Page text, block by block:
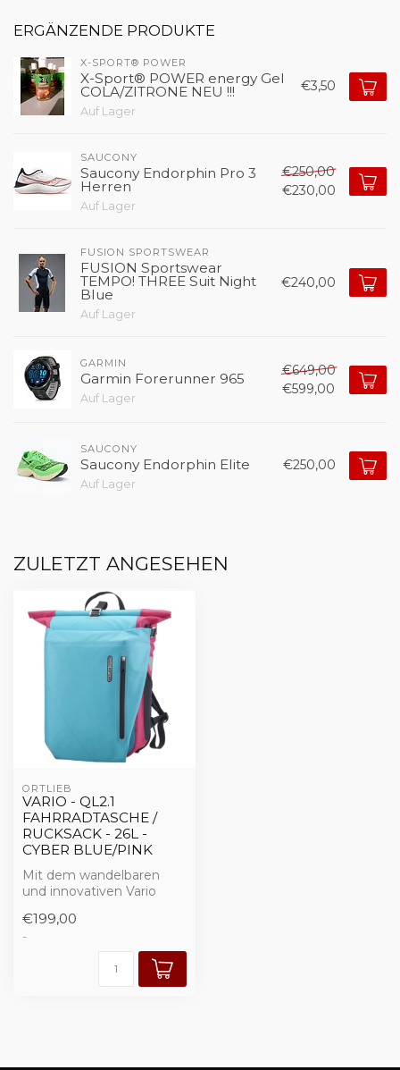
ERGÄNZENDE PRODUKTE
X-SPORT® POWER
X-Sport® POWER energy Gel
COLA/ZITRONE NEU !!!
Auf Lager
€3,50
SAUCONY
Saucony Endorphin Pro 3
Herren
Auf Lager
€250,00
€230,00
FUSION SPORTSWEAR
FUSION Sportswear
TEMPO! THREE Suit Night
Blue
Auf Lager
€240,00
GARMIN
Garmin Forerunner 965
Auf Lager
€649,00
€599,00
SAUCONY
Saucony Endorphin Elite
Auf Lager
€250,00
ZULETZT ANGESEHEN
ORTLIEB
VARIO - QL2.1
FAHRRADTASCHE /
RUCKSACK - 26L -
CYBER BLUE/PINK
Mit dem wandelbaren
und innovativen Vario
nicht mehr st...
€199,00
-